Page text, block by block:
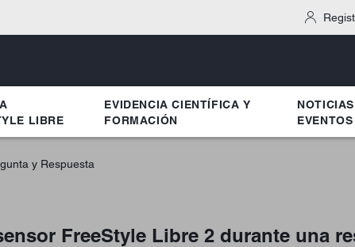
LIBRE
EVIDENCIA CIENTÍFICA Y
FORMACIÓN
EVENTOS
y Respuesta
FreeStyle Libre 2 durante una